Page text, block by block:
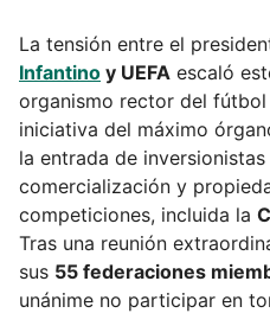
La tensión entre el
Infantino y UEFA escaló
organismo rector del
iniciativa del máximo
la entrada de
comercialización y
competiciones, incluida la
Tras una reunión
sus 55 federaciones
unánime no participar en